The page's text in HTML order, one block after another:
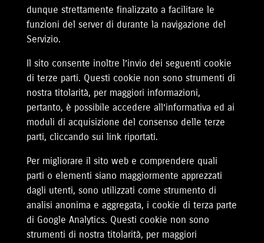
dunque strettamente finalizzato a facilitare le
funzioni del server di durante la navigazione del
Servizio.
Il sito consente inoltre l’invio dei seguenti cookie
di terze parti. Questi cookie non sono strumenti di
nostra titolarità, per maggiori informazioni,
pertanto, è possibile accedere all’informativa ed ai
moduli di acquisizione del consenso delle terze
parti, cliccando sui link riportati.
Per migliorare il sito web e comprendere quali
parti o elementi siano maggiormente apprezzati
dagli utenti, sono utilizzati come strumento di
analisi anonima e aggregata, i cookie di terza parte
di Google Analytics. Questi cookie non sono
strumenti di nostra titolarità, per maggiori